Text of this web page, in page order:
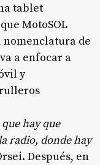
tablet
MotoSOL
nomenclatura de
a enfocar a
y
hay que
radio, donde hay
Después, en